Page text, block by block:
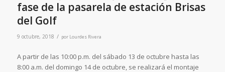
fase de la pasarela de estación Brisas
del Golf
9 octubre, 2018 / por Lourdes Rivera
A partir de las 10:00 p.m. del sábado 13 de octubre hasta las
8:00 a.m. del domingo 14 de octubre, se realizará el montaje